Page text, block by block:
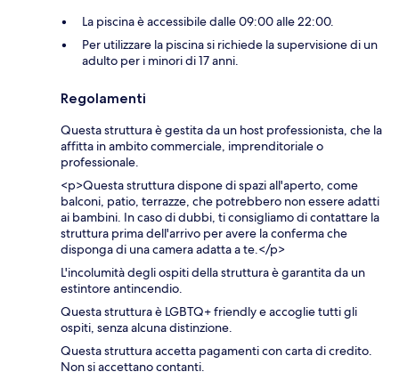
La piscina è accessibile dalle 09:00 alle 22:00.
Per utilizzare la piscina si richiede la supervisione di un
adulto per i minori di 17 anni.
Regolamenti
Questa struttura è gestita da un host professionista, che la
affitta in ambito commerciale, imprenditoriale o
professionale.
<p>Questa struttura dispone di spazi all'aperto, come
balconi, patio, terrazze, che potrebbero non essere adatti
ai bambini. In caso di dubbi, ti consigliamo di contattare la
struttura prima dell'arrivo per avere la conferma che
disponga di una camera adatta a te.</p>
L'incolumità degli ospiti della struttura è garantita da un
estintore antincendio.
Questa struttura è LGBTQ+ friendly e accoglie tutti gli
ospiti, senza alcuna distinzione.
Questa struttura accetta pagamenti con carta di credito.
Non si accettano contanti.